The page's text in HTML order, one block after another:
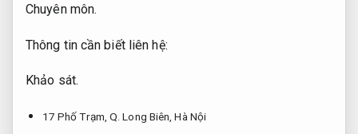
Chuyên môn.
Thông tin cần biết liên hệ:
Khảo sát.
17 Phố Trạm, Q. Long Biên, Hà Nội